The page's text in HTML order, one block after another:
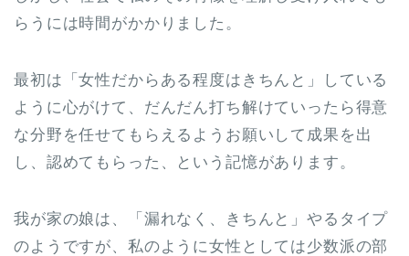
らうには時間がかかりました。
最初は「女性だからある程度はきちんと」している
ように心がけて、だんだん打ち解けていったら得意
な分野を任せてもらえるようお願いして成果を出
し、認めてもらった、という記憶があります。
我が家の娘は、「漏れなく、きちんと」やるタイプ
のようですが、私のように女性としては少数派の部